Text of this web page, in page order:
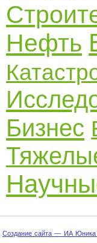
Нефть
Бизнес
Создание сайта — ИА Юника